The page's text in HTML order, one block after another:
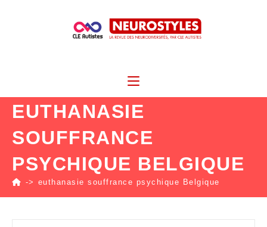
EUTHANASIE
SOUFFRANCE
PSYCHIQUE BELGIQUE
-> euthanasie souffrance psychique Belgique